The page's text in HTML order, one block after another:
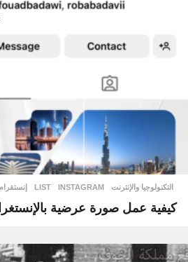
التكنولوجيا والإنترنت INSTAGRAM
,
LIST
,
إنستقرام
كيفية عمل صورة عرضية بالإنستغرام 3